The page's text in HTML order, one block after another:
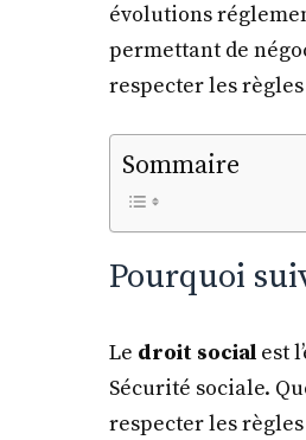
évolutions
permettant de
respecter les
Sommaire
Pourquoi
Le droit social est
Sécurité sociale.
respecter les